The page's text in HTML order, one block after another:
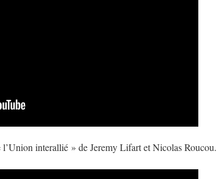
interallié » de Jeremy Lifart et Nicolas Roucou.